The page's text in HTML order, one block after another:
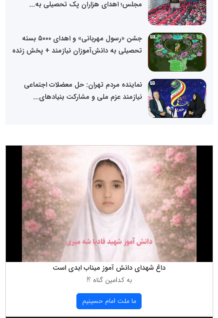
مجلس؛ اهدای هزاران پک تحصیلی به...
جشن «رسول مهربانی» و اهدای ۵۰۰۰ بسته
تحصیلی به دانش‌آموزان نیازمند + پخش زنده
نماینده مردم تهران: حل معضلات اجتماعی
نیازمند عزم ملی و مشارکت بنیادهای...
داغ شهدای دانش آموز میناب ابدی است
به كدامین گناه ؟!
ما ملت امام حسینیم